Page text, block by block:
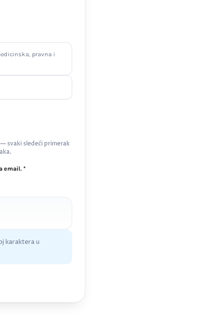
pravna i
svaki sledeći primerak
email. *
karaktera u